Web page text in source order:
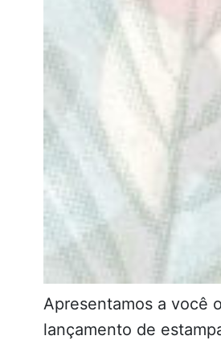
Apresentamos a você
lançamento de